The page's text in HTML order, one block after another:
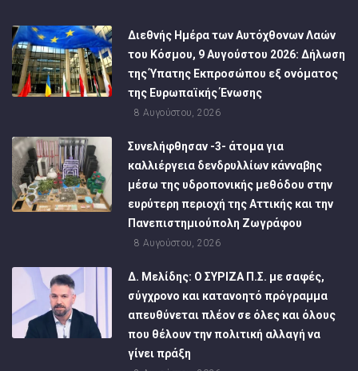
Διεθνής Ημέρα των Αυτόχθονων Λαών
του Κόσμου, 9 Αυγούστου 2026: Δήλωση
της Ύπατης Εκπροσώπου εξ ονόματος
της Ευρωπαϊκής Ένωσης
8 Αυγούστου, 2026
Συνελήφθησαν -3- άτομα για
καλλιέργεια δενδρυλλίων κάνναβης
μέσω της υδροπονικής μεθόδου στην
ευρύτερη περιοχή της Αττικής και την
Πανεπιστημιούπολη Ζωγράφου
8 Αυγούστου, 2026
Δ. Μελίδης: Ο ΣΥΡΙΖΑ Π.Σ. με σαφές,
σύγχρονο και κατανοητό πρόγραμμα
απευθύνεται πλέον σε όλες και όλους
που θέλουν την πολιτική αλλαγή να
γίνει πράξη